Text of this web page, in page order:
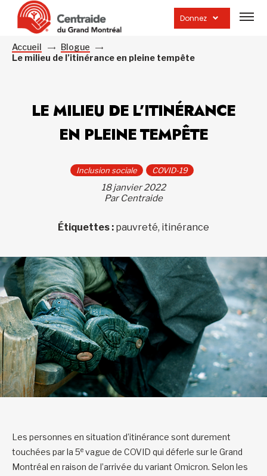
Donnez
la
Accueil
Blogue
Le milieu de l’itinérance en pleine tempête
LE MILIEU DE L’ITINÉRANCE
EN PLEINE TEMPÊTE
Inclusion sociale COVID-19
18 janvier 2022
Par Centraide
Étiquettes : pauvreté, itinérance
Les personnes en situation d’itinérance sont durement
touchées par la 5e vague de COVID qui déferle sur le Grand
Montréal en raison de l’arrivée du variant Omicron. Selon les